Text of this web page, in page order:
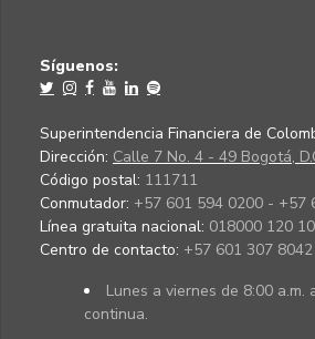
Síguenos:
Superintendencia Financiera de
Dirección: Calle 7 No. 4 - 49 Bogotá,
Código postal: 111711
Conmutador: +57 601 594 0200 - +57
Línea gratuita nacional: 018000 120
Centro de contacto: +57 601 307 8042
Lunes a viernes de 8:00 a.m.
continua.